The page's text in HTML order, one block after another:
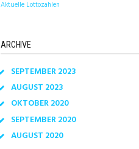
Aktuelle Lottozahlen
ARCHIVE
SEPTEMBER2023
AUGUST 2023
OKTOBER2020
SEPTEMBER2020
AUGUST 2020